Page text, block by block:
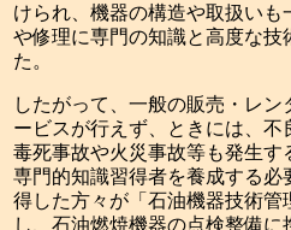
けられ、機器の構造や取扱い
や修理に専門の知識と高度な技
た。
したがって、一般の販売・レ
ービスが行えず、ときには、不
毒死事故や火災事故等も発生
専門的知識習得者を養成する必
得した方々が「石油機器技術管
し、石油燃焼機器の点検整備に